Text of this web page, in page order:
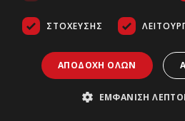
ΣΤΌΧΕΥΣΗΣ
ΑΠΟΔΟΧΉ ΌΛΩΝ
ΕΜΦΆΝΙΣΗ